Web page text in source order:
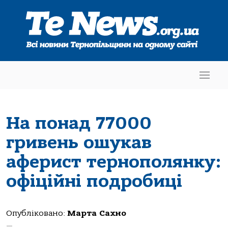
На понад 77000
гривень ошукав
аферист тернополянку:
офіційні подробиці
Опубліковано: Марта Сахно
—